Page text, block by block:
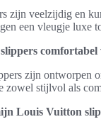
zijn veelzijdig en
een vleugje luxe
comfortabel
zijn ontworpen
zowel stijlvol als
Louis Vuitton